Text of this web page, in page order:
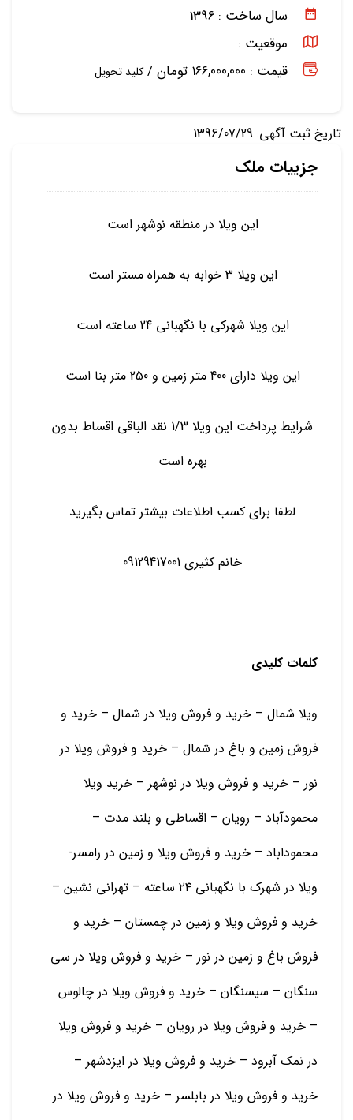
سال ساخت : 1396
موقعیت :
قیمت : 166,000,000 تومان /
کلید تحویل
تاریخ ثبت آگهی: 1396/07/29
جزییات ملک
این ویلا در منطقه نوشهر است
این ویلا 3 خوابه به همراه مستر است
این ویلا شهرکی با نگهبانی 24 ساعته است
این ویلا دارای 400 متر زمین و 250 متر بنا است
شرایط پرداخت این ویلا 1/3 نقد الباقی اقساط بدون
بهره است
لطفا برای کسب اطلاعات بیشتر تماس بگیرید
خانم کثیری 09129417001
کلمات کلیدی
ویلا شمال – خرید و فروش ویلا در شمال – خرید و
فروش زمین و باغ در شمال – خرید و فروش ویلا در
نور – خرید و فروش ویلا در نوشهر – خرید ویلا
محمودآباد – رویان – اقساطی و بلند مدت –
محموداباد – خرید و فروش ویلا و زمین در رامسر-
ویلا در شهرک با نگهبانی ۲۴ ساعته – تهرانی نشین –
خرید و فروش ویلا و زمین در چمستان – خرید و
فروش باغ و زمین در نور – خرید و فروش ویلا در سی
سنگان – سیسنگان – خرید و فروش ویلا در چالوس
– خرید و فروش ویلا در رویان – خرید و فروش ویلا
در نمک آبرود – خرید و فروش ویلا در ایزدشهر –
خرید و فروش ویلا در بابلسر – خرید و فروش ویلا در